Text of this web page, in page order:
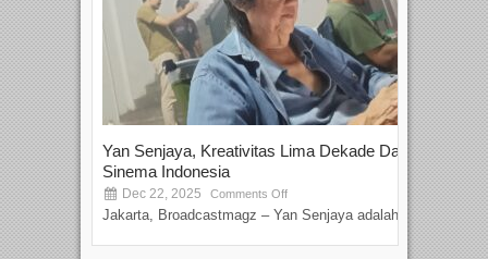
Yan Senjaya, Kreativitas Lima Dekade Dalam
Sinema Indonesia
Dec 22, 2025 Comments Off
Jakarta, Broadcastmagz – Yan Senjaya adalah...